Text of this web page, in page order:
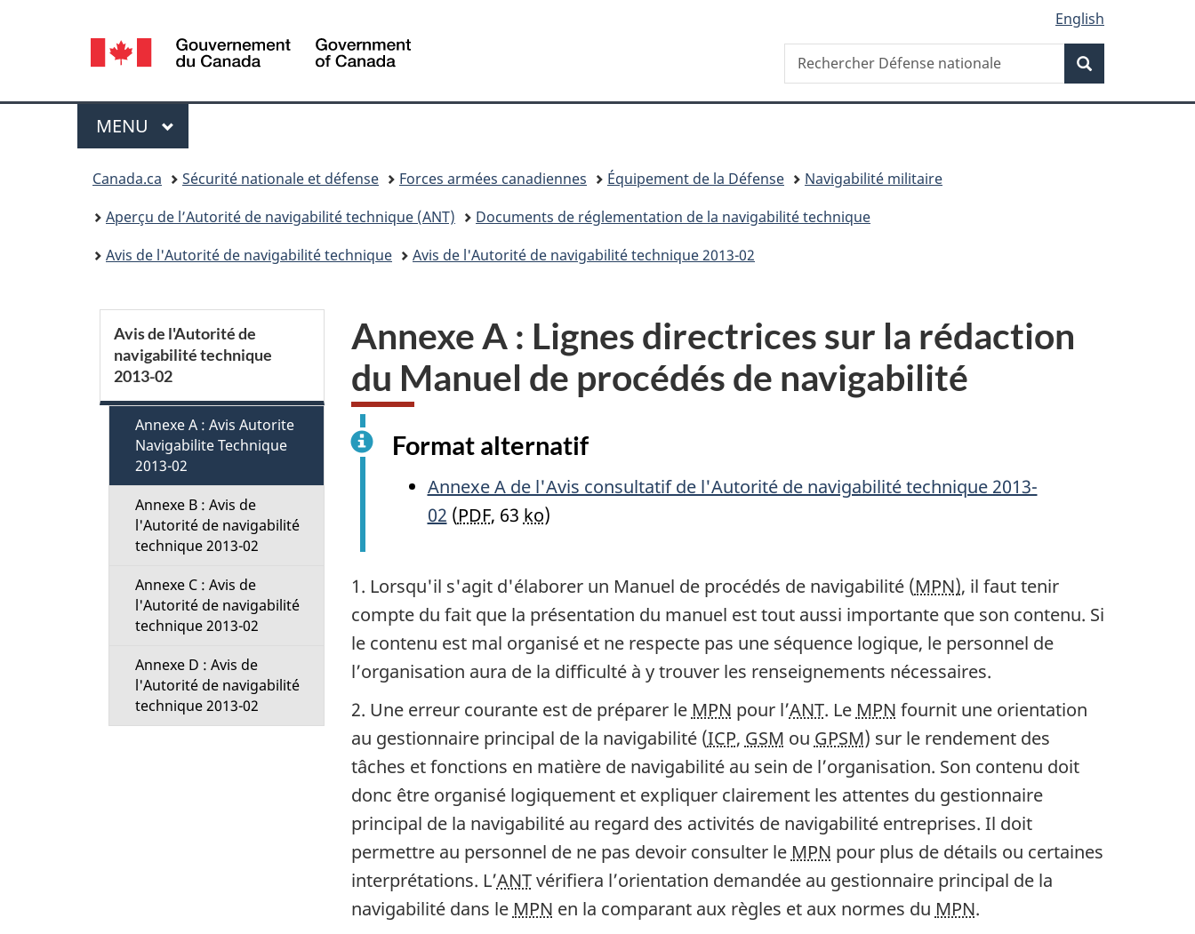
sujet
la
HTML
Sélection
de
la
langue
English
Canada
Recherche
Rechercher
Défense
Menu
MENU PRINCIPAL
Canada.ca Sécurité nationale et défense Forces armées canadiennes Équipement de la Défense
Navigabilité militaire
Aperçu de l’Autorité de navigabilité technique (ANT)
Documents de réglementation de la navigabilité technique
Avis de l'Autorité de navigabilité technique
Avis de l'Autorité de navigabilité technique 2013-02
Annexe A : Lignes directrices sur la rédaction
du Manuel de procédés de navigabilité
Format alternatif
Annexe A de l'Avis consultatif de l'Autorité de navigabilité technique 2013-
02 (PDF, 63 ko)
1. Lorsqu'il s'agit d'élaborer un Manuel de procédés de navigabilité (MPN), il faut tenir
compte du fait que la présentation du manuel est tout aussi importante que son contenu. Si
le contenu est mal organisé et ne respecte pas une séquence logique, le personnel de
l’organisation aura de la difficulté à y trouver les renseignements nécessaires.
2. Une erreur courante est de préparer le MPN pour l’ANT. Le MPN fournit une orientation
au gestionnaire principal de la navigabilité (ICP, GSM ou GPSM) sur le rendement des
tâches et fonctions en matière de navigabilité au sein de l’organisation. Son contenu doit
donc être organisé logiquement et expliquer clairement les attentes du gestionnaire
principal de la navigabilité au regard des activités de navigabilité entreprises. Il doit
permettre au personnel de ne pas devoir consulter le MPN pour plus de détails ou certaines
interprétations. L’ANTvérifiera l’orientation demandée au gestionnaire principal de la
navigabilité dans le MPN en la comparant aux règles et aux normes du MPN.
c
Avis de l'Autorité de
navigabilité technique
2013-02
Annexe A : Avis Autorite
Navigabilite Technique
2013-02
Annexe B : Avis de
l'Autorité de navigabilité
technique 2013-02
Annexe C : Avis de
l'Autorité de navigabilité
technique 2013-02
Annexe D : Avis de
l'Autorité de navigabilité
technique 2013-02